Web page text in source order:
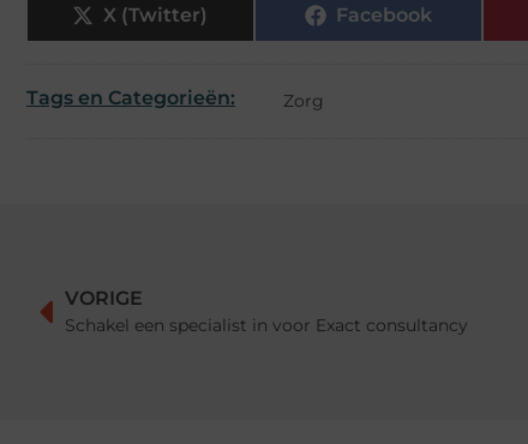
X (Twitter) Facebook
Tags en Categorieën: Zorg
VORIGE
Schakel een specialist in voor Exact consultancy